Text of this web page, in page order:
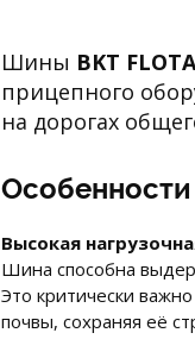
Шины BKT
прицепного
на дорогах
Высокая
Шина способна
Это критически
почвы, сохраняя её